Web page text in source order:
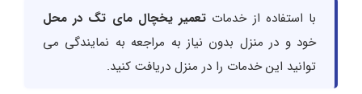
با استفاده از خدمات تعمیر یخچال مای تگ در محل
خود و در منزل بدون نیاز به مراجعه به نمایندگی می
توانید این خدمات را در منزل دریافت کنید.